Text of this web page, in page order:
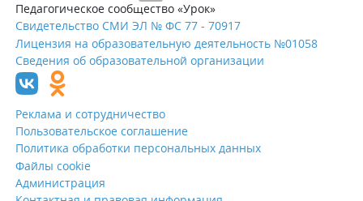
Педагогическое сообщество «Урок»
Свидетельство СМИ ЭЛ № ФС 77 - 70917
Лицензия на образовательную деятельность №01058
Сведения об образовательной организации
Реклама и сотрудничество
Пользовательское соглашение
Политика обработки персональных данных
Файлы cookie
Администрация